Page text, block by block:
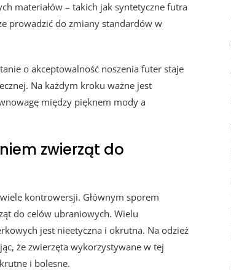
materiałów – takich jak syntetyczne futra
prowadzić do zmiany standardów w
o akceptowalność noszenia futer staje
Na każdym kroku ważne jest
między pięknem mody a
zwierząt do
kontrowersji. Głównym sporem
do celów ubraniowych. Wielu
jest nieetyczna i okrutna. Na odzież
że zwierzęta wykorzystywane w tej
i bolesne.